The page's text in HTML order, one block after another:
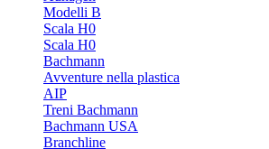
Modelli B
Scala H0
Scala H0
Bachmann
Avventure nella plastica
AIP
Treni Bachmann
Bachmann USA
Branchline